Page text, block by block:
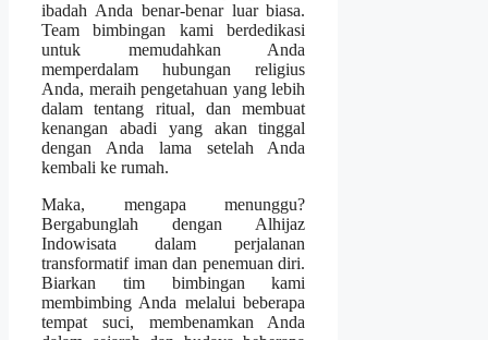
ibadah Anda benar-benar luar biasa.
Team bimbingan kami berdedikasi
untuk memudahkan Anda
memperdalam hubungan religius
Anda, meraih pengetahuan yang lebih
dalam tentang ritual, dan membuat
kenangan abadi yang akan tinggal
dengan Anda lama setelah Anda
kembali ke rumah.
Maka, mengapa menunggu?
Bergabunglah dengan Alhijaz
Indowisata dalam perjalanan
transformatif iman dan penemuan diri.
Biarkan tim bimbingan kami
membimbing Anda melalui beberapa
tempat suci, membenamkan Anda